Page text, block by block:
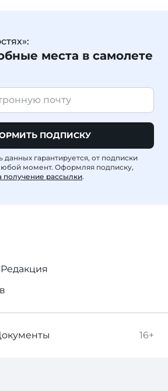
места в самолете
ПОДПИСКУ
гарантируется, от подписки
момент. Оформляя подписку,
получение рассылки.
Редакция
16+